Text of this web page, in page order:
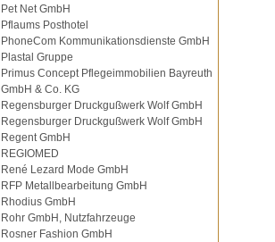
Pet Net GmbH
Pflaums Posthotel
PhoneCom Kommunikationsdienste GmbH
Plastal Gruppe
Primus Concept Pflegeimmobilien Bayreuth
GmbH & Co. KG
Regensburger Druckgußwerk Wolf GmbH
Regensburger Druckgußwerk Wolf GmbH
Regent GmbH
REGIOMED
René Lezard Mode GmbH
RFP Metallbearbeitung GmbH
Rhodius GmbH
Rohr GmbH, Nutzfahrzeuge
Rosner Fashion GmbH